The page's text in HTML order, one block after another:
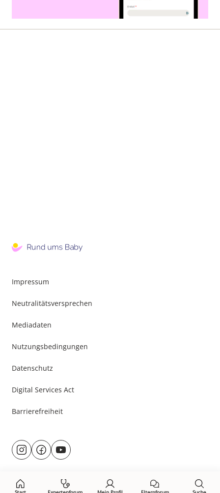
Impressum
Neutralitätsversprechen
Mediadaten
Nutzungsbedingungen
Datenschutz
Digital Services Act
Barrierefreiheit
Besuche
uns@rund.ums.baby
facebook.com/rundumsbaby.de
youtube.com/@rundumsbaby_